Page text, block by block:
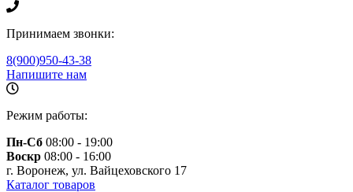
Принимаем звонки:
8(900)950-43-38
Напишите нам
Режим работы:
Пн-Сб 08:00 - 19:00
Воскр 08:00 - 16:00
г. Воронеж, ул. Вайцеховского 17
Каталог товаров